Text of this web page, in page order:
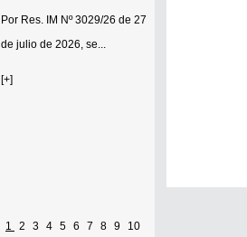
Por Res. IM Nº 3029/26 de 27
de julio de 2026, se...
[+]
1 2 3 4 5 6 7 8 9 10